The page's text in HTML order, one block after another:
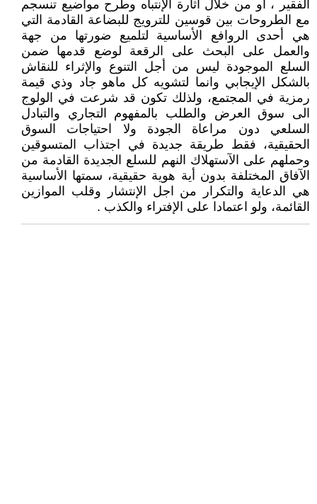
الفقير ، او من خلال اثارة الإنتباه وطرح مواضيع تنسجم
مع الطروحات بين قوسين للترويج للبضاعة القادمة التي
هي أحدى الروافع الأساسية لتلميع ضورتها من جهة
والعمل على البحث على الرقعة لوضع قدمها ضمن
السلع الموجودة ليس من أجل التنوع والإثراء للنقاش
بالشكل الإيجابي وانما لتشويه كل ماهو جاد وذي قيمة
رمزية في المجتمع، ولذلك تكون قد شرعت في الولوج
الى سوق العرض والطلب بالمفهوم التجاري والتبادل
السلعي دون مراعاة الجودة ولا احتياجات السوق
الحقيقية، فقط طريقة جديدة في اجتذاب المتسوقين
وحملهم على الآستهلاك النهم للسلع الجديدة القادمة من
الآفاق المختلفة بدون أية هوية حقيقية، سمتها الأساسية
هي الدعاية والتكرار من اجل الإنتشار وقلب الموازين
القائمة، ولو اعتمادا على الإفتراء والكذب .